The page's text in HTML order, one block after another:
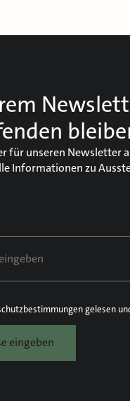
für unseren Newsletter
Informationen zu
gelesen
eingeben